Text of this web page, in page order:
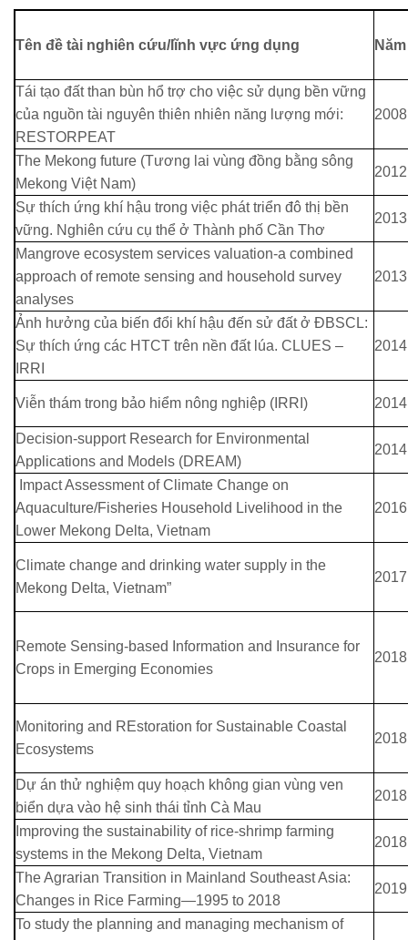
Tên đề tài nghiên cứu/lĩnh vực ứng dụng
Tái tạo đất than bùn hổ trợ cho việc sử dụng bền vững
của nguồn tài nguyên thiên nhiên năng lượng mới:
RESTORPEAT
2008
The Mekong future (Tương lai vùng đồng bằng sông
Mekong Việt Nam)
2012
Sự thích ứng khí hậu trong việc phát triển đô thị bền
vững. Nghiên cứu cụ thể ở Thành phố Cần Thơ
2013
Mangrove ecosystem services valuation-a combined
approach of remote sensing and household survey
analyses
2013
Ảnh hưởng của biến đổi khí hậu đến sử đất ở ĐBSCL:
Sự thích ứng các HTCT trên nền đất lúa. CLUES –
IRRI
2014
Viễn thám trong bảo hiểm nông nghiệp (IRRI) 2014
Decision-support Research for Environmental
Applications and Models (DREAM)
2014
Impact Assessment of Climate Change on
Aquaculture/Fisheries Household Livelihood in the
Lower Mekong Delta, Vietnam
2016
Climate change and drinking water supply in the
Mekong Delta, Vietnam”
2017
Remote Sensing-based Information and Insurance for
Crops in Emerging Economies
2018
Monitoring and REstoration for Sustainable Coastal
Ecosystems
2018
Dự án thử nghiệm quy hoạch không gian vùng ven
biển dựa vào hệ sinh thái tỉnh Cà Mau
2018
Improving the sustainability of rice-shrimp farming
systems in the Mekong Delta, Vietnam
2018
The Agrarian Transition in Mainland Southeast Asia:
Changes in Rice Farming—1995 to 2018
2019
To study the planning and managing mechanism of